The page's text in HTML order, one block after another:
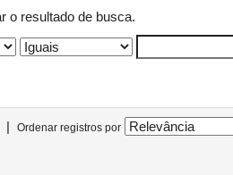
o resultado de busca.
| Ordenar registros por